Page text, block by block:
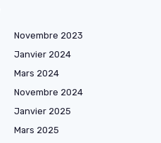
Novembre 2023
Janvier 2024
Mars 2024
Novembre 2024
Janvier 2025
Mars 2025